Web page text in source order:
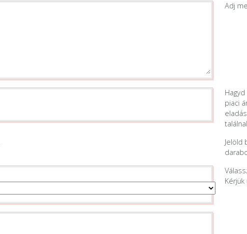
Adj
piaci
Jelöld